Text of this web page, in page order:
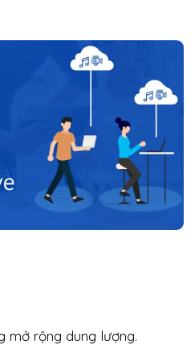
mở rộng dung lượng.